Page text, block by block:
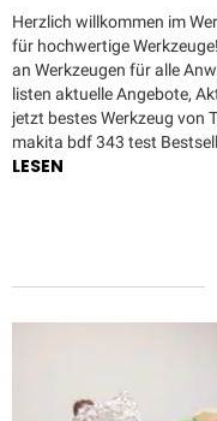
Herzlich willkommen im
für hochwertige
an Werkzeugen für alle
listen aktuelle Angebote,
jetzt bestes Werkzeug von
makita bdf 343 test
LESEN